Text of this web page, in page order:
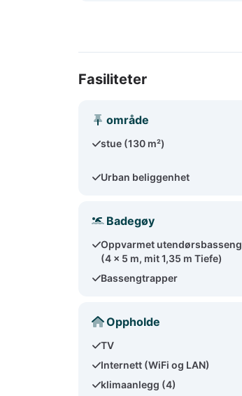
Fasiliteter
område
stue (130 m²)
Urban beliggenhet
Badegøy
Oppvarmet utendørsbasseng
(4 x 5 m, mit 1,35 m Tiefe)
Bassengtrapper
Oppholde
TV
Internett (WiFi og LAN)
klimaanlegg (4)